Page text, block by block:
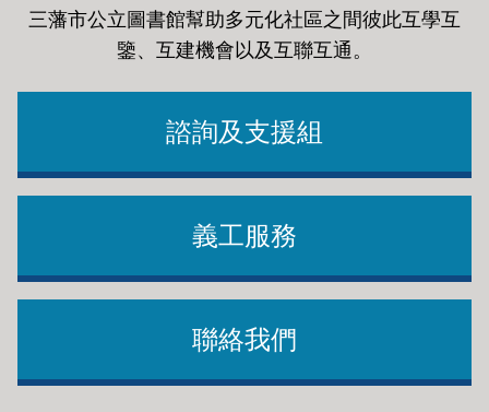
三藩市公立圖書館幫助多元化社區之間彼此互學互
鑒、互建機會以及互聯互通。
諮詢及支援組
義工服務
聯絡我們